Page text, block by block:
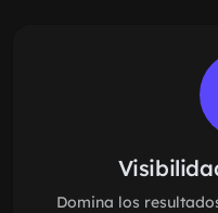
Domina los